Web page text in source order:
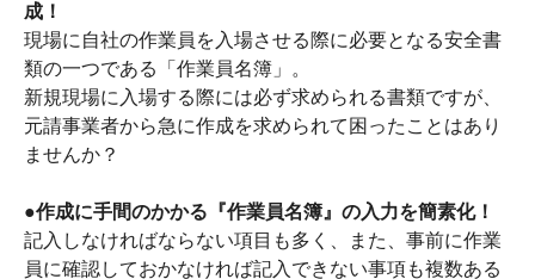
成！
現場に自社の作業員を入場させる際に必要となる安全書
類の一つである「作業員名簿」。
新規現場に入場する際には必ず求められる書類ですが、
元請事業者から急に作成を求められて困ったことはあり
ませんか？
●作成に手間のかかる『作業員名簿』の入力を簡素化！
記入しなければならない項目も多く、また、事前に作業
員に確認しておかなければ記入できない事項も複数ある